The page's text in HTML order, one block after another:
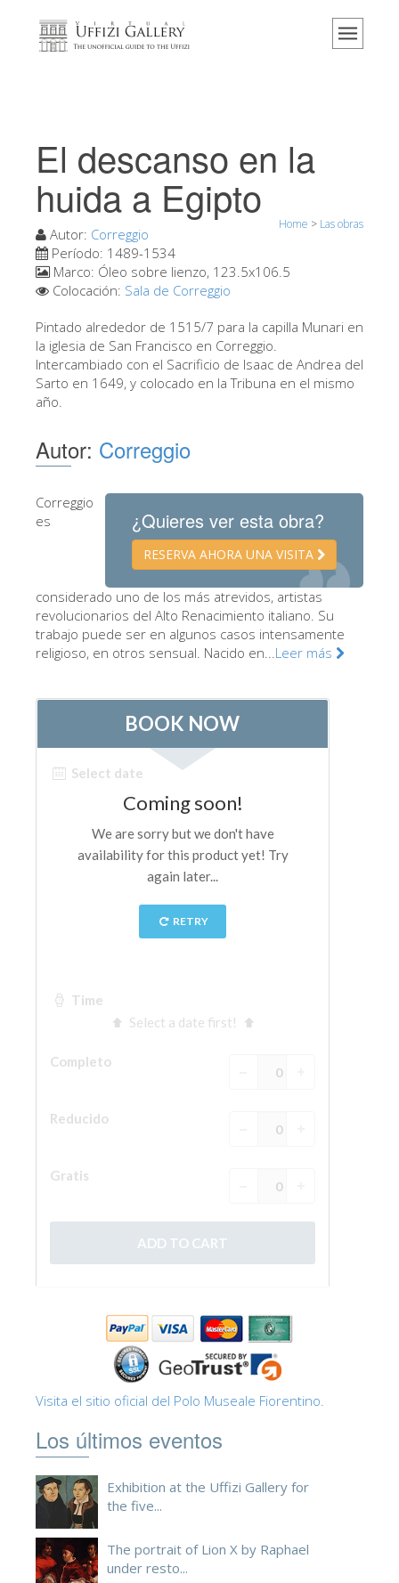
Home
Eventos y exposiciones
Los comentarios de los visitantes
Contáctenos
Visite los Uffizi
Reserve ahora
Visita virtual
Las obras
Las salas
Las nuevas salas
Museo del Bargello
Galería de la Academia
Capillas de los Medici
Museo de San Marcos
Jardín de Boboli
La Torre de Arnolfo
Corredor de Vasari
Palazzo Vecchio
Santa Croce
Sólo billetes con entrada rápida
El descanso en la
huida a Egipto
Home > Las obras
Autor: Correggio
Período: 1489-1534
Marco: Óleo sobre lienzo, 123.5x106.5
Colocación: Sala de Correggio
Pintado alrededor de 1515/7 para la capilla Munari en
la iglesia de San Francisco en Correggio.
Intercambiado con el Sacrificio de Isaac de Andrea del
Sarto en 1649, y colocado en la Tribuna en el mismo
año.
Autor: Correggio
¿Quieres ver esta obra?
RESERVA AHORA UNA VISITA
Correggio
es
considerado uno de los más atrevidos, artistas
revolucionarios del Alto Renacimiento italiano. Su
trabajo puede ser en algunos casos intensamente
religioso, en otros sensual. Nacido en...Leer más
Visita el sitio oficial del Polo Museale Fiorentino.
Los últimos eventos
Exhibition at the Uffizi Gallery for
the five...
The portrait of Lion X by Raphael
under resto...